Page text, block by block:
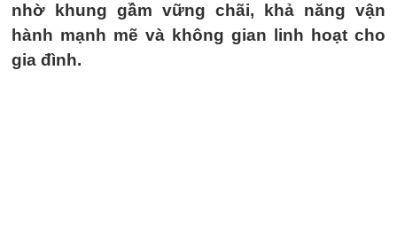
nhờ khung gầm vững chãi, khả năng vận
hành mạnh mẽ và không gian linh hoạt cho
gia đình.